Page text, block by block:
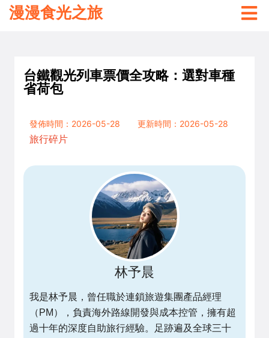
漫漫食光之旅
台鐵觀光列車票價全攻略：選對車種
省荷包
發佈時間：2026-05-28
更新時間：2026-05-28
旅行碎片
林予晨
我是林予晨，曾任職於連鎖旅遊集團產品經理
（PM），負責海外路線開發與成本控管，擁有超
過十年的深度自助旅行經驗。足跡遍及全球三十